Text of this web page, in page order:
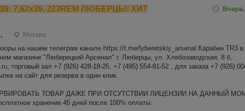
7,62х39, 223REM ЛЮБЕРЦЫ! ХИТ
Москва
на нашем телеграм канале https://t.me/lyberetskiy_arsenal Карабин TR3 в
магазине "Люберецкий Арсенал" г. Люберцы, ул. Хлебозаводская, 8 б,
торговый зал +7 (926) 428-18-25, +7 (495) 554-81-52 , для заказа +7 (926)
на сайт для резерва в один клик.
ТОВАР ДАЖЕ ПРИ ОТСУТСТВИИ ЛИЦЕНЗИИ НА ДАННЫЙ
хранение 45 дней после 100% оплаты.